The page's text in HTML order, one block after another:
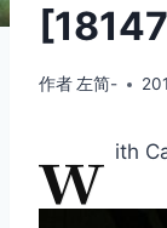
作者 左简-
w ith